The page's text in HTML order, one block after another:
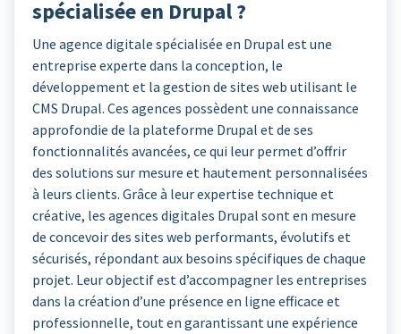
spécialisée en Drupal ?
Une agence digitale spécialisée en Drupal est une
entreprise experte dans la conception, le
développement et la gestion de sites web utilisant le
CMS Drupal. Ces agences possèdent une connaissance
approfondie de la plateforme Drupal et de ses
fonctionnalités avancées, ce qui leur permet d’offrir
des solutions sur mesure et hautement personnalisées
à leurs clients. Grâce à leur expertise technique et
créative, les agences digitales Drupal sont en mesure
de concevoir des sites web performants, évolutifs et
sécurisés, répondant aux besoins spécifiques de chaque
projet. Leur objectif est d’accompagner les entreprises
dans la création d’une présence en ligne efficace et
professionnelle, tout en garantissant une expérience